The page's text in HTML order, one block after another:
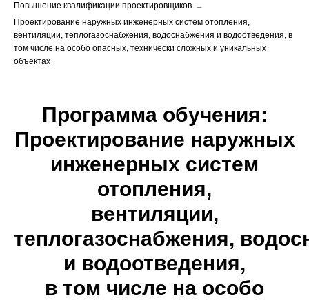
Повышение квалификации проектировщиков →
Проектирование наружных инженерных систем отопления,
вентиляции, теплогазоснабжения, водоснабжения и водоотведения, в
том числе на особо опасных, технически сложных и уникальных
объектах
Программа обучения:
Проектирование наружных
инженерных систем
отопления,
вентиляции,
теплогазоснабжения,
и водоотведения,
в том числе на особо